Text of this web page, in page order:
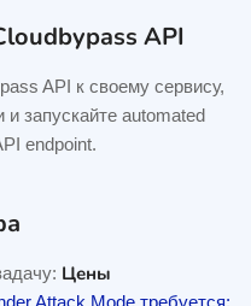
API
API к своему сервису,
и запускайте automated
endpoint.
Цены
Attack Mode требуется: